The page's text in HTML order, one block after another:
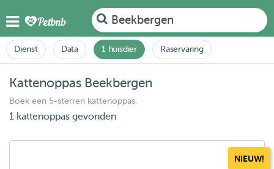
Beekbergen
Dienst Data 1 huisdier Raservaring
Kattenoppas Beekbergen
Boek een 5-sterren kattenoppas.
1 kattenoppas gevonden
NIEUW!